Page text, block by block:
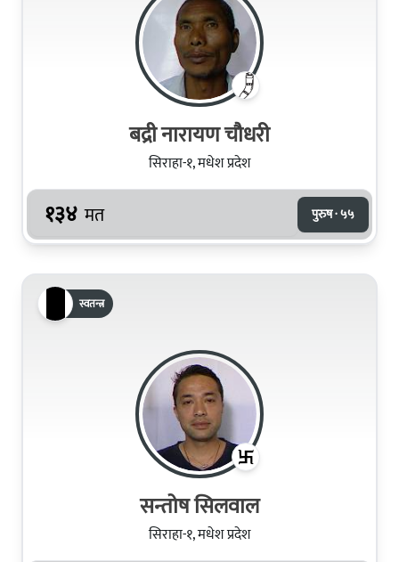
बद्री नारायण चौधरी
सिराहा-१, मधेश प्रदेश
१३४ मत पुरुष · ५५
स्वतन्त्र
सन्तोष सिलवाल
सिराहा-१, मधेश प्रदेश